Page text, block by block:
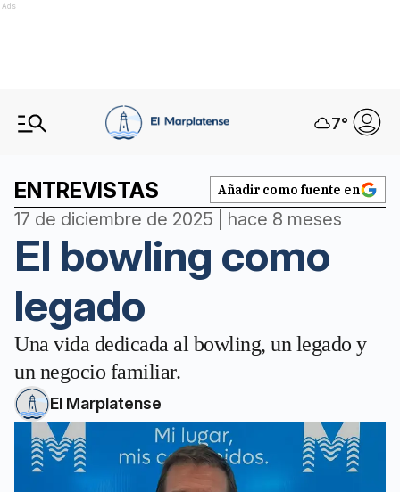
Ads
7°
ENTREVISTAS Añadir como fuente en
17 de diciembre de 2025 | hace 8 meses
El bowling como
legado
Una vida dedicada al bowling, un legado y
un negocio familiar.
El Marplatense